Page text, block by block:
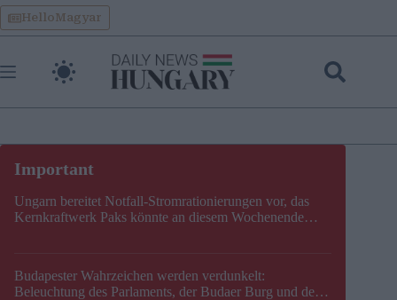
Skip
to
content
HelloMagyar
Ungarn bereitet Notfall-Stromrationierungen vor, das
Kernkraftwerk Paks könnte an diesem Wochenende
Budapester Wahrzeichen werden verdunkelt:
Beleuchtung des Parlaments, der Budaer Burg und der